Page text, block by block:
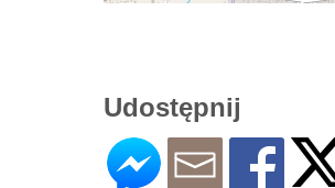
Udostępnij